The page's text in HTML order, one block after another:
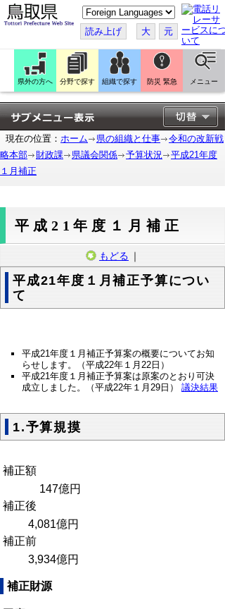
こ
の
ペ
ー
ジ
翻
訳
す
る
読み上げ 大 元
県外の方へ 分野で探す 組織で探す 防災 緊急 メニュー
現在の位置： ホーム 県の組織と仕事
令和の改新戦
略本部
財政課 県議会関係 予算状況
平成21年度
１月補正
平成21年度１月補正
もどる ｜
平成21年度１月補正予算につい
て
平成21年度１月補正予算案の概要についてお知
らせします。（平成22年１月22日）
平成21年度１月補正予算案は原案のとおり可決
成立しました。（平成22年１月29日） 議決結果
1.予算規摸
補正額
147億円
補正後
4,081億円
補正前
3,934億円
補正財源